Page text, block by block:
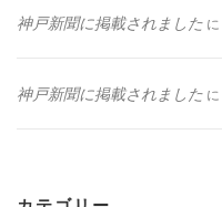
神戸新聞に掲載されました に
神戸新聞に掲載されました に